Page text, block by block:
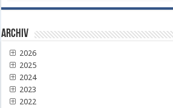
Archiv
2026
2025
2024
2023
2022